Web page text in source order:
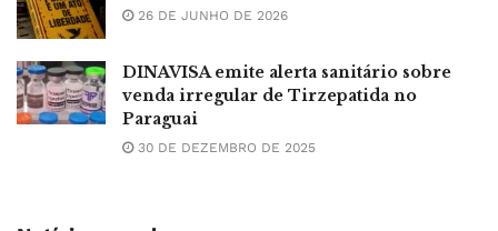
26 DE JUNHO DE 2026
DINAVISA emite alerta sanitário sobre
venda irregular de Tirzepatida no
Paraguai
30 DE DEZEMBRO DE 2025